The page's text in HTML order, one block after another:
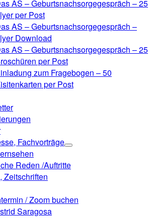
AS – Geburtsnachsorgegespräch – 25
per Post
AS – Geburtsnachsorgegespräch –
Download
AS – Geburtsnachsorgegespräch – 25
per Post
zum Fragebogen – 50
per Post
Fachvorträge
Reden /Auftritte
Zeitschriften
/ Zoom buchen
Saragosa